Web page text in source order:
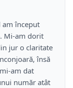
am început
Mi-am dorit
jur o claritate
însă
am dat
număr atât